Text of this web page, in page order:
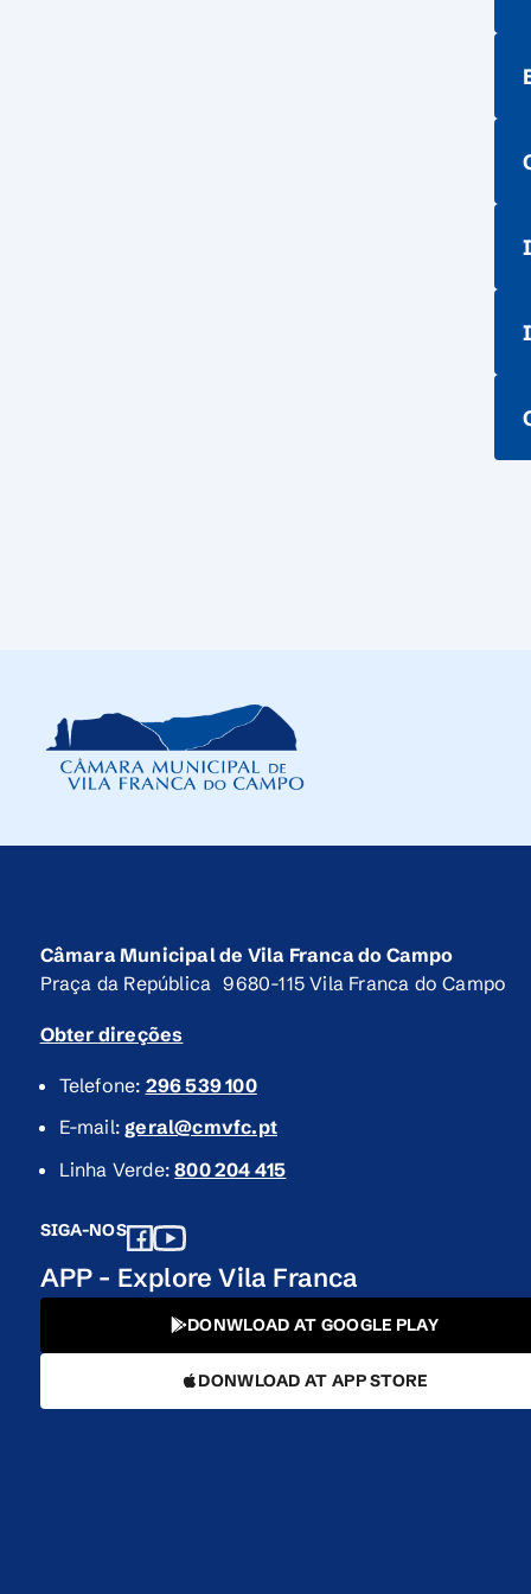
Câmara Municipal de Vila Franca do Campo
Praça da República 9680-115 Vila Franca do Campo
Obter direções
Telefone: 296 539 100
E-mail: geral@cmvfc.pt
Linha Verde:800 204 415
SIGA-NOS
APP - Explore Vila Franca
DONWLOAD AT GOOGLE PLAY
DONWLOAD AT APP STORE